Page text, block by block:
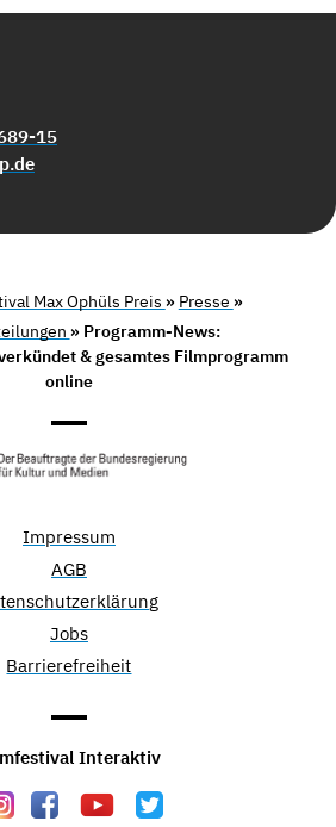
15
Max Ophüls Preis » Presse »
» Programm-News:
& gesamtes Filmprogramm
online
Impressum
AGB
Jobs
Barrierefreiheit
Interaktiv